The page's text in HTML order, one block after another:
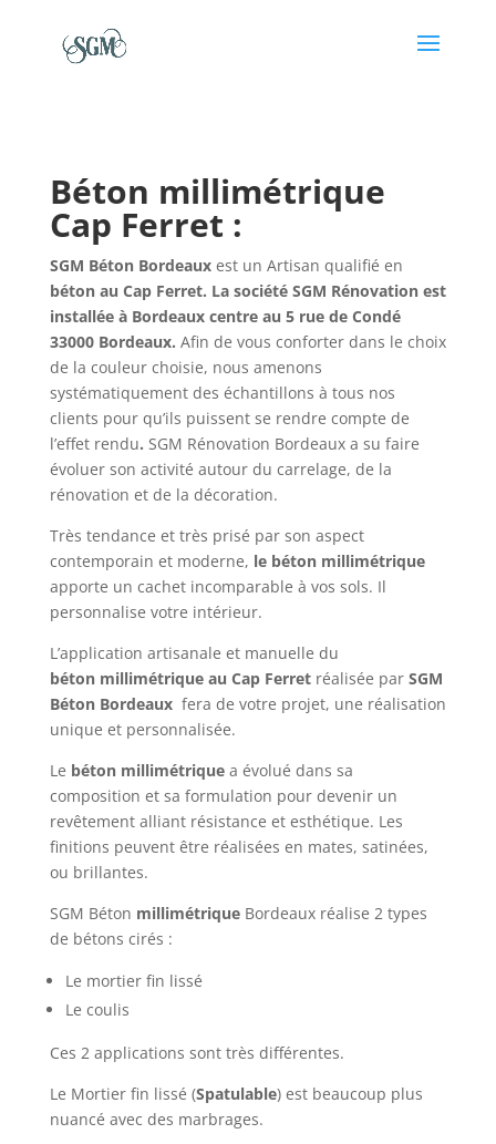
Béton millimétrique
Cap Ferret :
SGM Béton Bordeaux est un Artisan qualifié en
béton au Cap Ferret. La société SGM Rénovation est
installée à Bordeaux centre au 5 rue de Condé
33000 Bordeaux. Afin de vous conforter dans le choix
de la couleur choisie, nous amenons
systématiquement des échantillons à tous nos
clients pour qu’ils puissent se rendre compte de
l’effet rendu. SGM Rénovation Bordeaux a su faire
évoluer son activité autour du carrelage, de la
rénovation et de la décoration.
Très tendance et très prisé par son aspect
contemporain et moderne, le béton millimétrique
apporte un cachet incomparable à vos sols. Il
personnalise votre intérieur.
L’application artisanale et manuelle du
béton millimétrique au Cap Ferretréalisée par SGM
Béton Bordeauxfera de votre projet, une réalisation
unique et personnalisée.
Le béton millimétriquea évolué dans sa
composition et sa formulation pour devenir un
revêtement alliant résistance et esthétique. Les
finitions peuvent être réalisées en mates, satinées,
ou brillantes.
SGM Béton millimétriqueBordeaux réalise 2 types
de bétons cirés :
Le mortier fin lissé
Le coulis
Ces 2 applications sont très différentes.
Le Mortier fin lissé (Spatulable) est beaucoup plus
nuancé avec des marbrages.